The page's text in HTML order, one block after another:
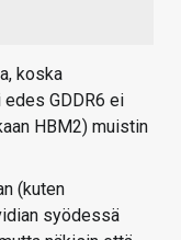
koska
edes GDDR6 ei
HBM2) muistin
(kuten
syödessä